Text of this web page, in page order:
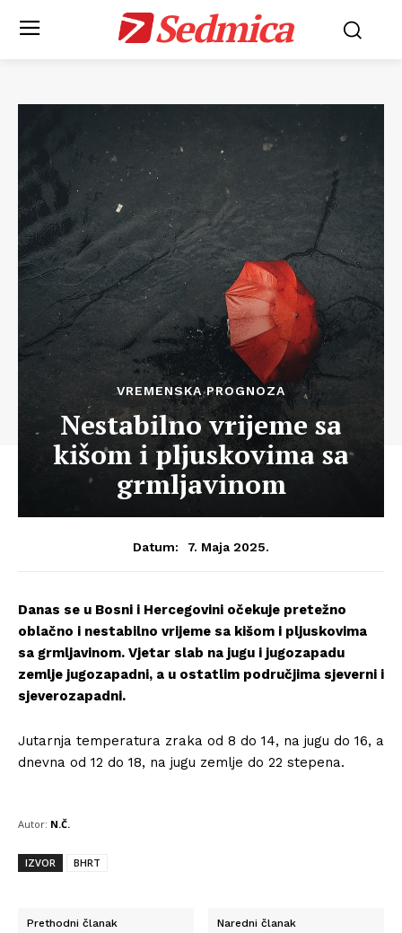
Sedmica
VREMENSKA PROGNOZA
Nestabilno vrijeme sa
kišom i pljuskovima sa
grmljavinom
Datum: 7. Maja 2025.
Danas se u Bosni i Hercegovini očekuje pretežno
oblačno i nestabilno vrijeme sa kišom i pljuskovima
sa grmljavinom. Vjetar slab na jugu i jugozapadu
zemlje jugozapadni, a u ostatlim područjima sjeverni i
sjeverozapadni.
Jutarnja temperatura zraka od 8 do 14, na jugu do 16, a
dnevna od 12 do 18, na jugu zemlje do 22 stepena.
Autor: N.Č.
IZVOR BHRT
Prethodni članak Naredni članak